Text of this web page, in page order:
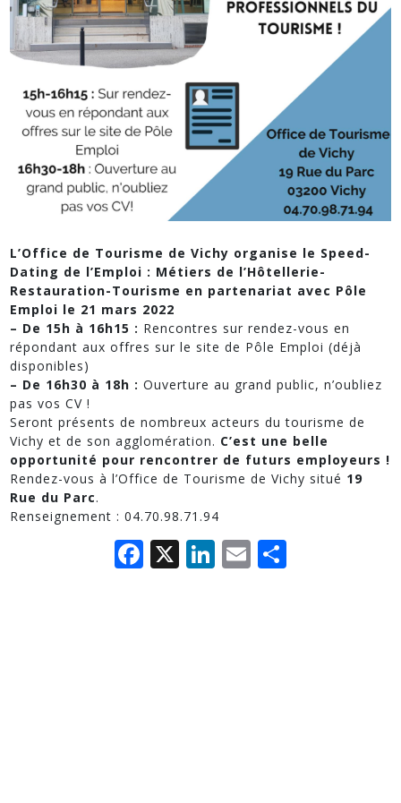
L’Office de Tourisme de Vichy organise le Speed-
Dating de l’Emploi : Métiers de l’Hôtellerie-
Restauration-Tourisme en partenariat avec Pôle
Emploi le 21 mars 2022
– De 15h à 16h15 : Rencontres sur rendez-vous en
répondant aux offres sur le site de Pôle Emploi (déjà
disponibles)
– De 16h30 à 18h : Ouverture au grand public, n’oubliez
pas vos CV !
Seront présents de nombreux acteurs du tourisme de
Vichy et de son agglomération. C’est une belle
opportunité pour rencontrer de futurs employeurs !
Rendez-vous à l’Office de Tourisme de Vichy situé 19
Rue du Parc.
Renseignement : 04.70.98.71.94
Facebook
X LinkedIn
Email